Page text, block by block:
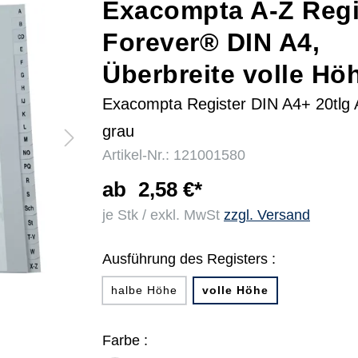
Exacompta A-Z
Forever® DIN A4,
Überbreite volle
Exacompta Register DIN A4+ 20tlg
grau
Artikel-Nr.: 121001580
ab 2,58 €*
je Stk / exkl. MwSt zzgl. Versand
Ausführung des Registers :
halbe Höhe volle Höhe
Farbe :